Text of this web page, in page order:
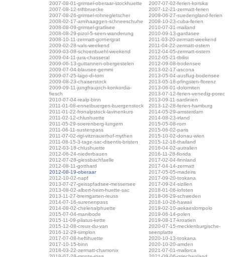
2007-08-01-grimsel-oberaar-stockhuette
2007-08-12-triftbruecke
2007-08-26-grimsel-rohnegletscher
2008-02-17-arnihaaggen-schneeschuhe
2008-08-09-grimsel-gratlisee
2008-08-29-pizol-5-seen-wanderung
2008-10-11-zermatt-gornergrat
2009-02-28-vals-weekend
2009-03-08-schoenbuehl-weekend
2009-04-11-jura-chasseral
2009-06-13-guttannen-obergestelen
2009-07-04-blausee-gemmi
2009-07-25-lago-di-tom
2009-08-23-chaiserstock
2009-09-11-jungfraujoch-konkordia-
fiesch
2010-07-04-realp-binn
2011-01-08-ennetbuergen-buergenstock
2011-01-22-fronalpstock-lavinenkurs
2011-02-12-chlushuette
2011-05-29-soerenberg-lungern
2011-06-11-sustenpass
2011-07-02-rigi-vitznauerhof-mythen
2011-08-15-3-tage-sac-disentis-bristen
2012-03-18-chlushuette
2012-06-24-niederbauen
2012-07-28-giessbachfaelle
2012-08-11-gotthard
2012-08-19-oberaar
2012-10-02-napf
2013-07-27-geisspfadsee-messersee
2013-08-02-albert-heim-huette-sac
2013-11-27-bremgarten-reuss
2014-07-16-surenenpass
2014-08-02-chelenalphuette
2015-07-04-manibode
2015-11-09-pilatus-kette
2015-12-08-creux-du-van
2016-12-29-simplon
2017-07-08-heftihuette
2017-10-15-binn
2018-03-22-zermatt-chamonix
2007-07-02-ferien-korsika
2007-12-21-zermatt-ferien
2008-06-27-suedengland-ferien
2009-10-23-cuba-ferien
2010-07-31-mailand
2010-09-13-gardasee
2011-03-20-zermatt-weekend
2011-04-22-zermatt-ostern
2012-04-05-zermatt-ostern
2012-05-21-tbilisi
2012-09-08-bodensee
2013-02-17-ascona
2013-05-04-ausflug-bodensee
2013-05-18-pfingsten-florenz
2013-06-01-dolomiten
2013-07-12-ferien-venedig-porec
2013-09-11-sardinien
2013-12-28-ferien-hamburg
2014-05-29-amsterdam
2014-08-23-irland
2015-05-08-rom
2015-06-02-paris
2015-10-02-donau-wien
2015-12-18-thailand
2016-04-02-autralien
2016-11-28-florida
2017-02-04-finnland
2017-04-14-zermatt
2017-05-05-madeira
2017-09-20-toskana
2017-09-24-sizilien
2018-01-06-lofoten
2018-06-29-schweden
2018-10-26-hawaii
2019-02-10-aekaeslompolo
2019-06-14-polen
2019-08-17-kroatien
2020-07-15-mecklenburgische-
seenplatte
2020-10-13-toskana
2020-10-20-amden
2021-07-01-mallorca